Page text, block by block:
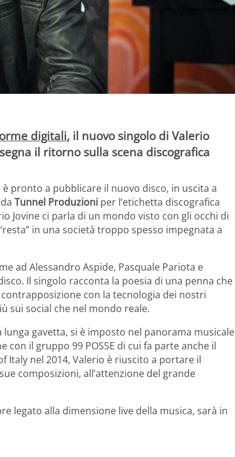
digitali, il nuovo singolo di Valerio
il ritorno sulla scena discografica
pronto a pubblicare il nuovo disco, in uscita a
Tunnel Produzioni per l’etichetta discografica
Jovine ci parla di un mondo visto con gli occhi di
in una società troppo spesso impegnata a
ad Alessandro Aspide, Pasquale Pariota e
Il singolo racconta la poesia di una penna che
con la tecnologia dei nostri
sui social che nel mondo reale.
gavetta, si è imposto nel panorama musicale
con il gruppo 99 POSSE di cui fa parte anche il
Italy nel 2014, Valerio è riuscito a portare il
composizioni, all’attenzione del grande
legato alla dimensione live della musica, sarà in